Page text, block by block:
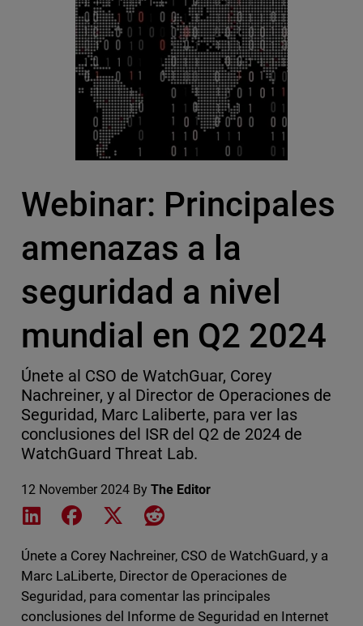
Webinar: Principales
amenazas a la
seguridad a nivel
mundial en Q2 2024
Únete al CSO de WatchGuar, Corey
Nachreiner, y al Director de Operaciones de
Seguridad, Marc Laliberte, para ver las
conclusiones del ISR del Q2 de 2024 de
WatchGuard Threat Lab.
12 November 2024 By The Editor
Share on LinkedIn
Share on Facebook
Share on XShare on Reddit
Únete a Corey Nachreiner, CSO de WatchGuard, y a
Marc LaLiberte, Director de Operaciones de
Seguridad, para comentar las principales
conclusiones del Informe de Seguridad en Internet